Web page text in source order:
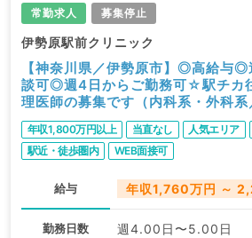
常勤求人 募集停止
伊勢原駅前クリニック
【神奈川県／伊勢原市】◎高給与
談可◎週4日からご勤務可☆駅チカ
理医師の募集です（内科系・外科系
年収1,800万円以上 当直なし 人気エリア
駅近・徒歩圏内
WEB面接可
給与 年収1,760万円 ～
勤務日数 週4.00日〜5.00日